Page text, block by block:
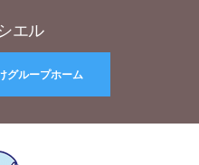
エル
グループホーム